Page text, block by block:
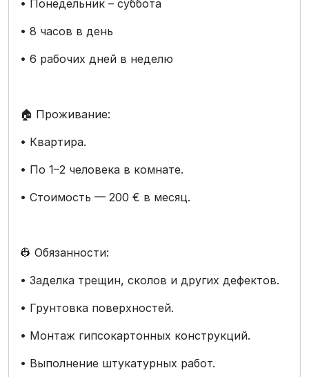
• Понедельник – суббота
• 8 часов в день
• 6 рабочих дней в неделю
🏠 Проживание:
• Квартира.
• По 1–2 человека в комнате.
• Стоимость — 200 € в месяц.
👷 Обязанности:
• Заделка трещин, сколов и других дефектов.
• Грунтовка поверхностей.
• Монтаж гипсокартонных конструкций.
• Выполнение штукатурных работ.